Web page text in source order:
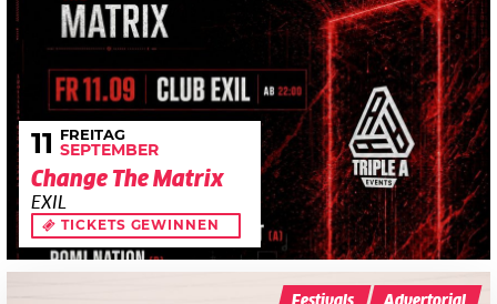
11 FREITAG
SEPTEMBER
Change The Matrix
EXIL
TICKETS GEWINNEN